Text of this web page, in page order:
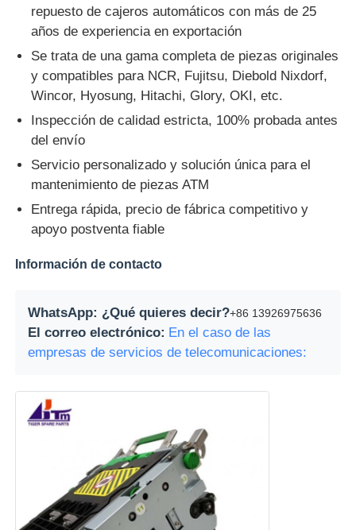
repuesto de cajeros automáticos con más de 25
años de experiencia en exportación
Se trata de una gama completa de piezas originales
y compatibles para NCR, Fujitsu, Diebold Nixdorf,
Wincor, Hyosung, Hitachi, Glory, OKI, etc.
Inspección de calidad estricta, 100% probada antes
del envío
Servicio personalizado y solución única para el
mantenimiento de piezas ATM
Entrega rápida, precio de fábrica competitivo y
apoyo postventa fiable
Información de contacto
WhatsApp: ¿Qué quieres decir?+86 13926975636
El correo electrónico: En el caso de las
empresas de servicios de telecomunicaciones: